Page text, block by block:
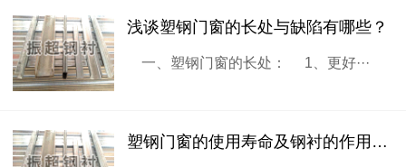
浅谈塑钢门窗的长处与缺陷有哪些？
一、塑钢门窗的长处： 1、更好···
塑钢门窗的使用寿命及钢衬的作用特点